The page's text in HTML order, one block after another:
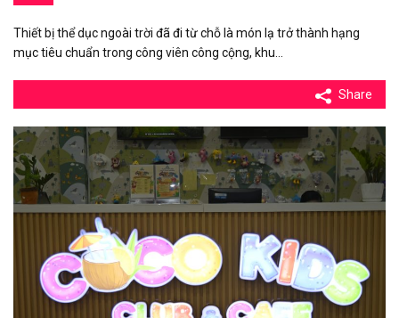
Thiết bị thể dục ngoài trời đã đi từ chỗ là món lạ trở thành hạng
mục tiêu chuẩn trong công viên công cộng, khu…
Share